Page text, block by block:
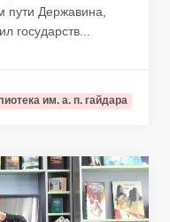
пути Державина,
государств...
им. а. п. гайдара